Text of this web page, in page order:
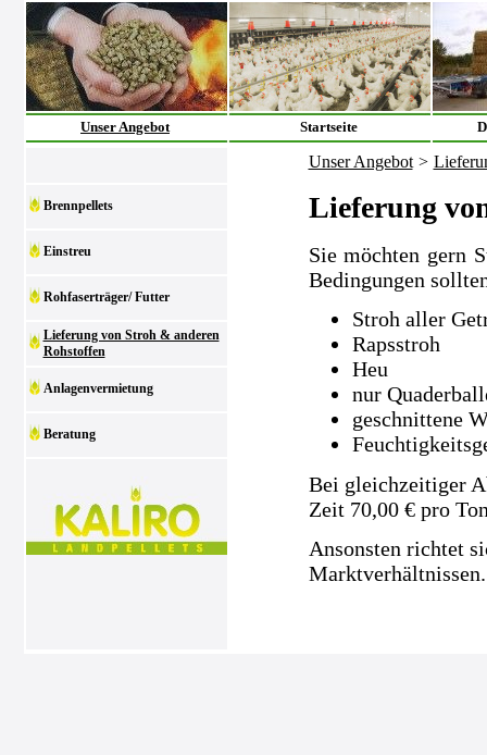
Unser Angebot Startseite
Brennpellets
Einstreu
Rohfaserträger/ Futter
Lieferung von Stroh & anderen
Rohstoffen
Anlagenvermietung
Beratung
Unser Angebot >
Lieferung
Sie möchten gern
Bedingungen
Stroh aller
Rapsstroh
Heu
nur
geschnittene
Bei gleichzeitiger
Zeit 70,00 € pro
Ansonsten richtet